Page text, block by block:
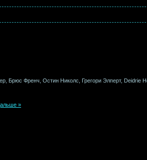
Брюс Френч, Остин Николс, Грегори Элперт, Deidrie
»